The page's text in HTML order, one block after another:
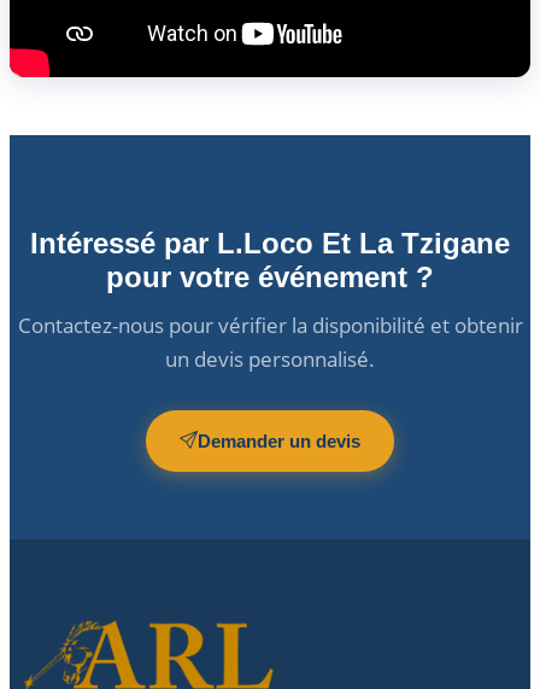
Intéressé par L.Loco Et La Tzigane
pour votre événement ?
Contactez-nous pour vérifier la disponibilité et obtenir
un devis personnalisé.
Demander un devis